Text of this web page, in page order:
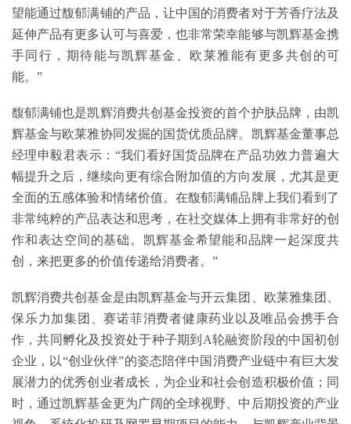
望能通过馥郁满铺的产品，让中国的消费者对于芳香疗法及
延伸产品有更多认可与喜爱，也非常荣幸能够与凯辉基金携
手同行，期待能与凯辉基金、欧莱雅能有更多共创的可
能。”
馥郁满铺也是凯辉消费共创基金投资的首个护肤品牌，由凯
辉基金与欧莱雅协同发掘的国货优质品牌。凯辉基金董事总
经理申毅君表示：“我们看好国货品牌在产品功效力普遍大
幅提升之后，继续向更有综合附加值的方向发展，尤其是更
全面的五感体验和情绪价值。在馥郁满铺品牌上我们看到了
非常纯粹的产品表达和思考，在社交媒体上拥有非常好的创
作和表达空间的基础。凯辉基金希望能和品牌一起深度共
创，来把更多的价值传递给消费者。”
凯辉消费共创基金是由凯辉基金与开云集团、欧莱雅集团、
保乐力加集团、赛诺菲消费者健康药业以及唯品会携手合
作，共同孵化及投资处于种子期到A轮融资阶段的中国初创
企业，以“创业伙伴”的姿态陪伴中国消费产业链中有巨大发
展潜力的优秀创业者成长，为企业和社会创造积极价值；同
时，通过凯辉基金更为广阔的全球视野、中后期投资的产业